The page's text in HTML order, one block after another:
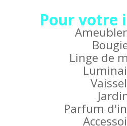
Pour votre
Linge de
Parfum